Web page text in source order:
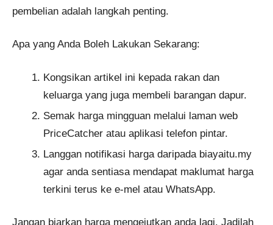
pembelian adalah langkah penting.
Apa yang Anda Boleh Lakukan Sekarang:
Kongsikan artikel ini kepada rakan dan
keluarga yang juga membeli barangan dapur.
Semak harga mingguan melalui laman web
PriceCatcher atau aplikasi telefon pintar.
Langgan notifikasi harga daripada biayaitu.my
agar anda sentiasa mendapat maklumat harga
terkini terus ke e-mel atau WhatsApp.
Jangan biarkan harga mengejutkan anda lagi. Jadilah